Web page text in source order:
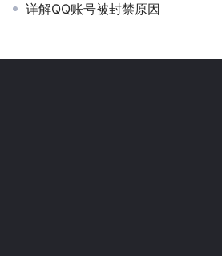
详解QQ账号被封禁原因